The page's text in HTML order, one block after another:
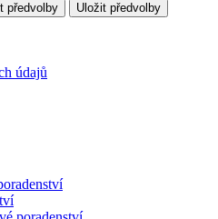
předvolby Uložit předvolby
údajů